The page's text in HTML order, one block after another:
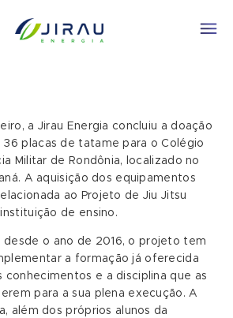
a Jirau Energia concluiu a doação
36 placas de tatame para o Colégio
Militar de Rondônia, localizado no
A aquisição dos equipamentos
ao Projeto de Jiu Jitsu
de ensino.
desde o ano de 2016, o projeto tem
a formação já oferecida
conhecimentos e a disciplina que as
para a sua plena execução. A
além dos próprios alunos da